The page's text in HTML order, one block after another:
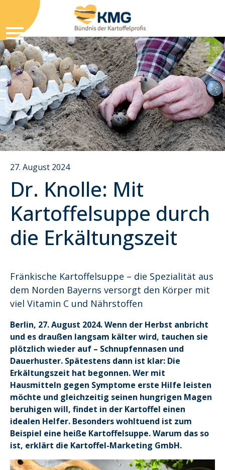
27. August 2024
Dr. Knolle: Mit
Kartoffelsuppe durch
die Erkältungszeit
Fränkische Kartoffelsuppe – die Spezialität aus
dem Norden Bayerns versorgt den Körper mit
viel Vitamin C und Nährstoffen
Berlin, 27. August 2024. Wenn der Herbst anbricht
und es draußen langsam kälter wird, tauchen sie
plötzlich wieder auf – Schnupfennasen und
Dauerhuster. Spätestens dann ist klar: Die
Erkältungszeit hat begonnen. Wer mit
Hausmitteln gegen Symptome erste Hilfe leisten
möchte und gleichzeitig seinen hungrigen Magen
beruhigen will, findet in der Kartoffel einen
idealen Helfer. Besonders wohltuend ist zum
Beispiel eine heiße Kartoffelsuppe. Warum das so
ist, erklärt die Kartoffel-Marketing GmbH.